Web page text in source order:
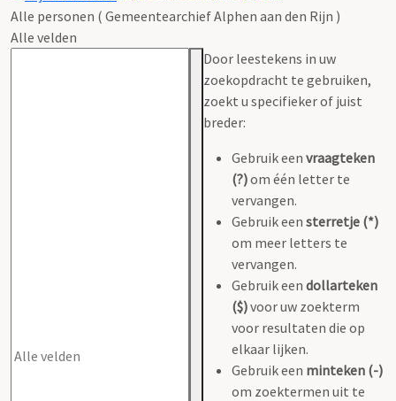
Alle personen ( Gemeentearchief Alphen aan den Rijn )
Alle velden
Door leestekens in uw
zoekopdracht te gebruiken,
zoekt u specifieker of juist
breder:
Gebruik een vraagteken
(?)om één letter te
vervangen.
Gebruik een sterretje (*)
om meer letters te
vervangen.
Gebruik een dollarteken
($)voor uw zoekterm
voor resultaten die op
elkaar lijken.
Gebruik een minteken (-)
om zoektermen uit te